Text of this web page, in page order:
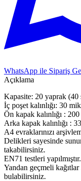
WhatsApp ile Sipariş
Açıklama
Kapasite: 20 yaprak (40
İç poşet kalınlığı: 30
Ön kapak kalınlığı :
Arka kapak kalınlığı :
A4 evraklarınızı
Delikleri sayesinde
takabilirsiniz.
EN71 testleri yapılmıştır.
Yandan geçmeli kağıtlar
bulabilirsiniz.